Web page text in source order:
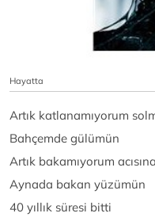
Hayatta
Artık katlanamıyorum
Bahçemde gülümün
Artık bakamıyorum acısına
Aynada bakan yüzümün
40 yıllık süresi bitti